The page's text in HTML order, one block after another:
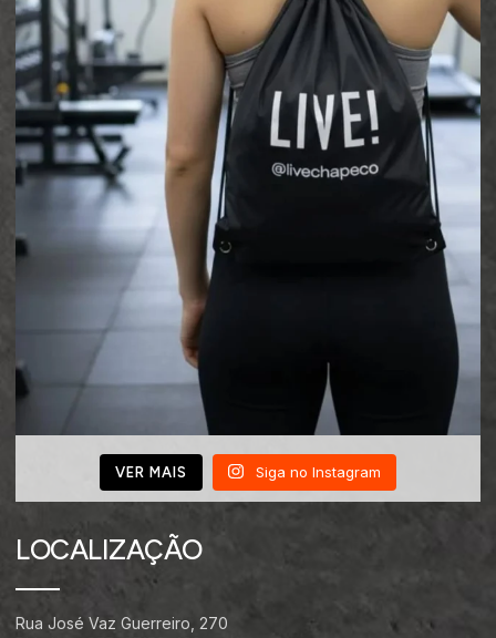
VER MAIS Siga no Instagram
LOCALIZAÇÃO
Rua José Vaz Guerreiro, 270